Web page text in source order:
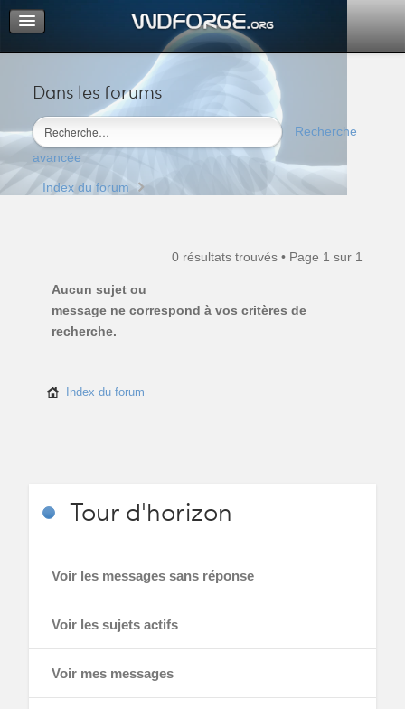
Dans les forums
Recherche
avancée
Portail
Index du forum
M’enregistrer
Connexion
Index du forum
0 résultats trouvés • Page 1 sur 1
Aucun sujet ou
message ne correspond à vos critères de
recherche.
Index du forum
Tourd'horizon
Voir les messages sans réponse
Voir les sujets actifs
Voir mes messages